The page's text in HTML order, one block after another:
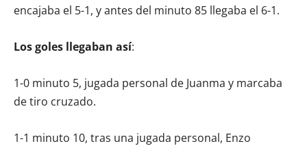
encajaba el 5-1, y antes del minuto 85 llegaba el 6-1.
Los goles llegaban así:
1-0 minuto 5, jugada personal de Juanma y marcaba
de tiro cruzado.
1-1 minuto 10, tras una jugada personal, Enzo